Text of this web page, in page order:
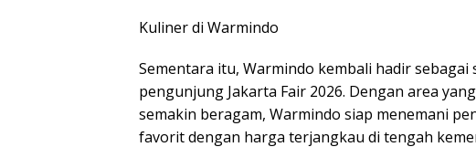
Kuliner di Warmindo
Sementara itu, Warmindo kembali hadir
pengunjung Jakarta Fair 2026. Dengan area
semakin beragam, Warmindo siap menemani
favorit dengan harga terjangkau di tengah